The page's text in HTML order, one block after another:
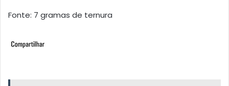
Fonte: 7 gramas de ternura